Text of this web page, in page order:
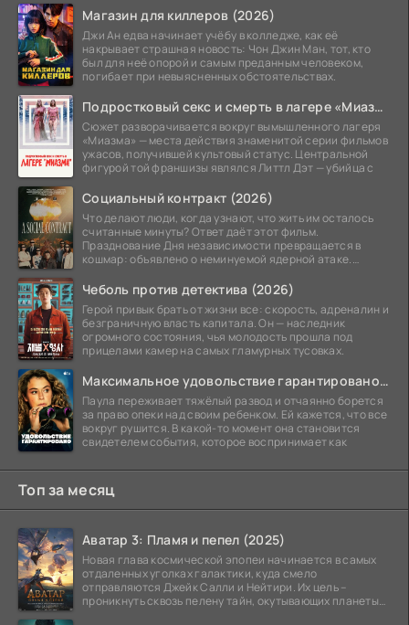
Магазин для киллеров (2026)
Джи Ан едва начинает учёбу в колледже, как её
накрывает страшная новость: Чон Джин Ман, тот, кто
был для неё опорой и самым преданным человеком,
погибает при невыясненных обстоятельствах.
Подростковый секс и смерть в лагере «Миазма» (2026)
Сюжет разворачивается вокруг вымышленного лагеря
«Миазма» — места действия знаменитой серии фильмов
ужасов, получившей культовый статус. Центральной
фигурой той франшизы являлся Литтл Дэт — убийца с
Социальный контракт (2026)
Что делают люди, когда узнают, что жить им осталось
считанные минуты? Ответ даёт этот фильм.
Празднование Дня независимости превращается в
кошмар: объявлено о неминуемой ядерной атаке.
Чеболь против детектива (2026)
Герой привык брать от жизни все: скорость, адреналин и
безграничную власть капитала. Он — наследник
огромного состояния, чья молодость прошла под
прицелами камер на самых гламурных тусовках.
Максимальное удовольствие гарантировано (2026)
Паула переживает тяжёлый развод и отчаянно борется
за право опеки над своим ребенком. Ей кажется, что все
вокруг рушится. В какой-то момент она становится
свидетелем события, которое воспринимает как
Топ за месяц
Аватар 3: Пламя и пепел (2025)
Новая глава космической эпопеи начинается в самых
отдаленных уголках галактики, куда смело
отправляются Джейк Салли и Нейтири. Их цель –
проникнуть сквозь пелену тайн, окутывающих планеты